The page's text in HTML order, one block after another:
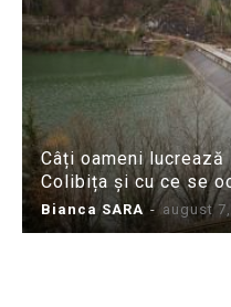
Câți oameni
Colibița și cu ce se
Bianca SARA - august